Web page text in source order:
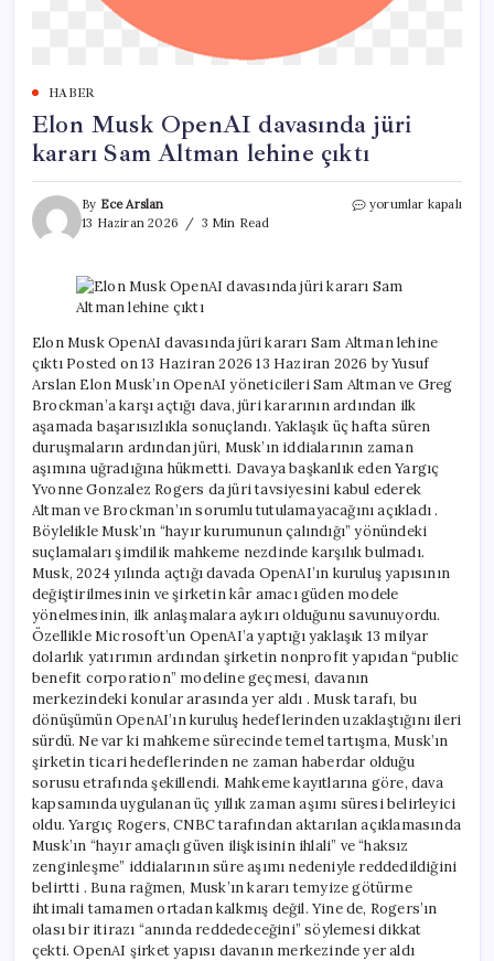
HABER
Elon Musk OpenAI davasında jüri
kararı Sam Altman lehine çıktı
By Ece Arslan
13 Haziran 2026
3 Min Read
Elon
jüri
kararı
Altman
lehine
çıktı
için
yorumlar kapalı
Elon Musk OpenAI davasında jüri kararı Sam Altman lehine
çıktı Posted on 13 Haziran 2026 13 Haziran 2026 by Yusuf
Arslan Elon Musk’ın OpenAI yöneticileri Sam Altman ve Greg
Brockman’a karşı açtığı dava, jüri kararının ardından ilk
aşamada başarısızlıkla sonuçlandı. Yaklaşık üç hafta süren
duruşmaların ardından jüri, Musk’ın iddialarının zaman
aşımına uğradığına hükmetti. Davaya başkanlık eden Yargıç
Yvonne Gonzalez Rogers da jüri tavsiyesini kabul ederek
Altman ve Brockman’ın sorumlu tutulamayacağını açıkladı .
Böylelikle Musk’ın “hayır kurumunun çalındığı” yönündeki
suçlamaları şimdilik mahkeme nezdinde karşılık bulmadı.
Musk, 2024 yılında açtığı davada OpenAI’ın kuruluş yapısının
değiştirilmesinin ve şirketin kâr amacı güden modele
yönelmesinin, ilk anlaşmalara aykırı olduğunu savunuyordu.
Özellikle Microsoft’un OpenAI’a yaptığı yaklaşık 13 milyar
dolarlık yatırımın ardından şirketin nonprofit yapıdan “public
benefit corporation” modeline geçmesi, davanın
merkezindeki konular arasında yer aldı . Musk tarafı, bu
dönüşümün OpenAI’ın kuruluş hedeflerinden uzaklaştığını ileri
sürdü. Ne var ki mahkeme sürecinde temel tartışma, Musk’ın
şirketin ticari hedeflerinden ne zaman haberdar olduğu
sorusu etrafında şekillendi. Mahkeme kayıtlarına göre, dava
kapsamında uygulanan üç yıllık zaman aşımı süresi belirleyici
oldu. Yargıç Rogers, CNBC tarafından aktarılan açıklamasında
Musk’ın “hayır amaçlı güven ilişkisinin ihlali” ve “haksız
zenginleşme” iddialarının süre aşımı nedeniyle reddedildiğini
belirtti . Buna rağmen, Musk’ın kararı temyize götürme
ihtimali tamamen ortadan kalkmış değil. Yine de, Rogers’ın
olası bir itirazı “anında reddedeceğini” söylemesi dikkat
çekti. OpenAI şirket yapısı davanın merkezinde yer aldı